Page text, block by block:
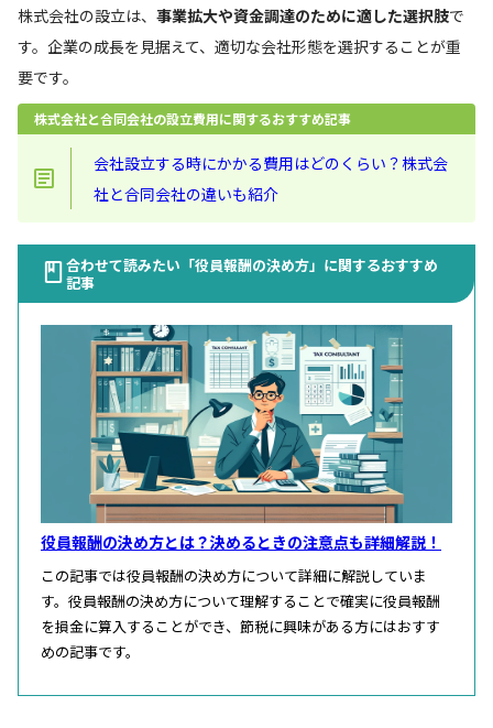
株式会社の設立は、 事業拡大や資金調達のために適した選択肢で
す。企業の成長を見据えて、適切な会社形態を選択することが重
要です。
株式会社と合同会社の設立費用に関するおすすめ記事
会社設立する時にかかる費用はどのくらい？株式会
社と合同会社の違いも紹介
合わせて読みたい「役員報酬の決め方」に関するおすすめ
記事
役員報酬の決め方とは？決めるときの注意点も詳細解説！
この記事では役員報酬の決め方について詳細に解説していま
す。役員報酬の決め方について理解することで確実に役員報酬
を損金に算入することができ、節税に興味がある方にはおすす
めの記事です。